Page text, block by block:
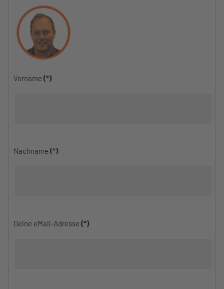
Vorname (*)
Nachname (*)
Deine eMail-Adresse (*)